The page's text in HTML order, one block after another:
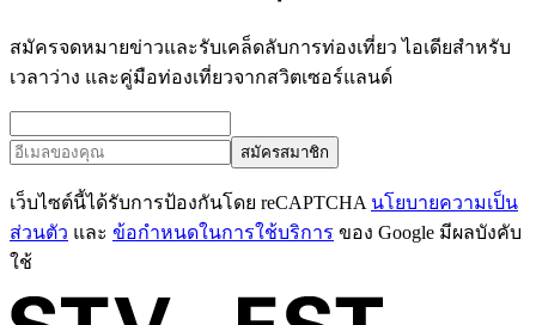
สมัครจดหมายข่าวและรับเคล็ดลับการท่องเที่ยว ไอเดียสำหรับ
เวลาว่าง และคู่มือท่องเที่ยวจากสวิตเซอร์แลนด์
สมัครสมาชิก
เว็บไซต์นี้ได้รับการป้องกันโดย reCAPTCHA นโยบายความเป็น
ส่วนตัว และ ข้อกำหนดในการใช้บริการ ของ Google มีผลบังคับ
ใช้